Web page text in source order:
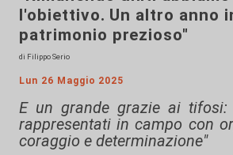
l'obiettivo. Un altro anno
patrimonio prezioso"
di Filippo Serio
Lun 26 Maggio 2025
E un grande grazie ai
rappresentati in campo con
coraggio e determinazione"